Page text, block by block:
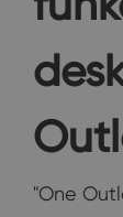
"One